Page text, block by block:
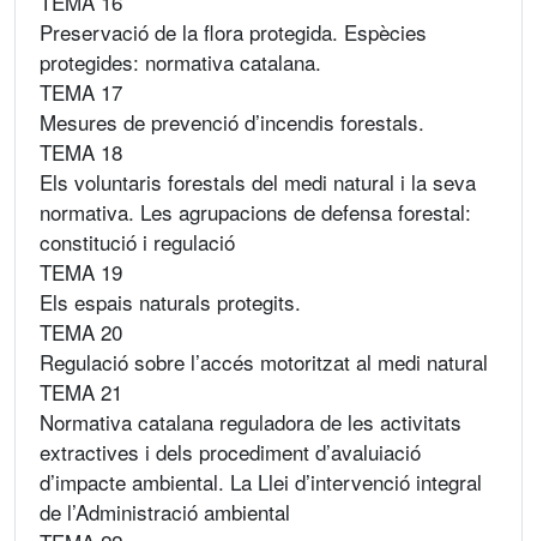
Preservació de la flora protegida. Espècies
protegides: normativa catalana.
TEMA 17
Mesures de prevenció d’incendis forestals.
TEMA 18
Els voluntaris forestals del medi natural i la seva
normativa. Les agrupacions de defensa forestal:
constitució i regulació
TEMA 19
Els espais naturals protegits.
TEMA 20
Regulació sobre l’accés motoritzat al medi natural
TEMA 21
Normativa catalana reguladora de les activitats
extractives i dels procediment d’avaluiació
d’impacte ambiental. La Llei d’intervenció integral
de l’Administració ambiental